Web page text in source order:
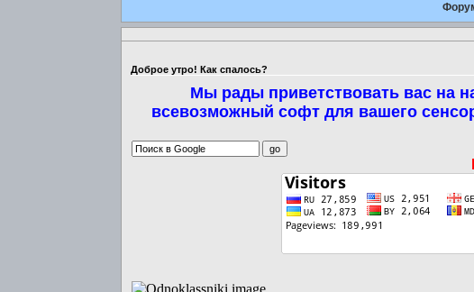
Доброе утро! Как спалось?
Мы рады приветствовать вас на
всевозможный софт для вашего